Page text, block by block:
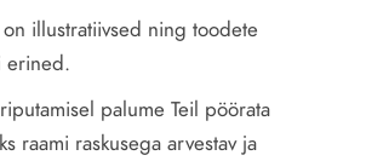
illustratiivsed ning toodete
erined.
palume Teil pöörata
raami raskusega arvestav ja